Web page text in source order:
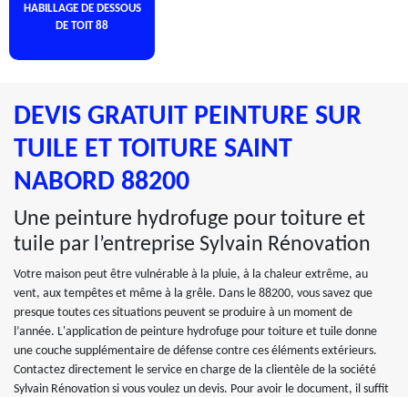
HABILLAGE DE DESSOUS
DE TOIT 88
DEVIS GRATUIT PEINTURE SUR
TUILE ET TOITURE SAINT
NABORD 88200
Une peinture hydrofuge pour toiture et
tuile par l’entreprise Sylvain Rénovation
Votre maison peut être vulnérable à la pluie, à la chaleur extrême, au
vent, aux tempêtes et même à la grêle. Dans le 88200, vous savez que
presque toutes ces situations peuvent se produire à un moment de
l’année. L'application de peinture hydrofuge pour toiture et tuile donne
une couche supplémentaire de défense contre ces éléments extérieurs.
Contactez directement le service en charge de la clientèle de la société
Sylvain Rénovation si vous voulez un devis. Pour avoir le document, il suffit